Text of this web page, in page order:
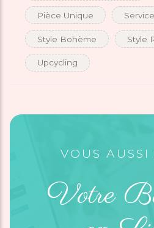
Pièce Unique
Style Bohème Style
Upcycling
VOUS
Votre